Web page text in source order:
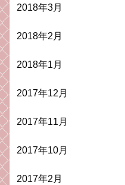
2018年3月
2018年2月
2018年1月
2017年12月
2017年11月
2017年10月
2017年2月